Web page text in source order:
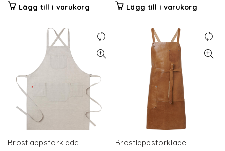
Lägg till i varukorg Lägg till i varukorg
Bröstlappsförkläde Bröstlappsförkläde